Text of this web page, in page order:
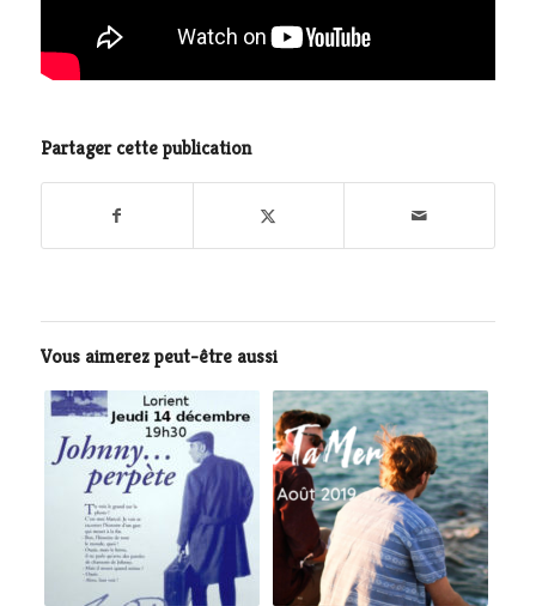
Partager cette publication
Vous aimerez peut-être aussi